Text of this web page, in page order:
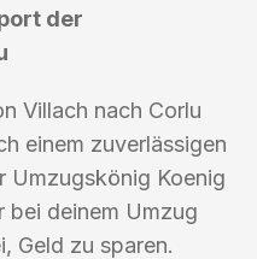
der
Villach nach Corlu
einem zuverlässigen
Umzugskönig Koenig
bei deinem Umzug
Geld zu sparen.